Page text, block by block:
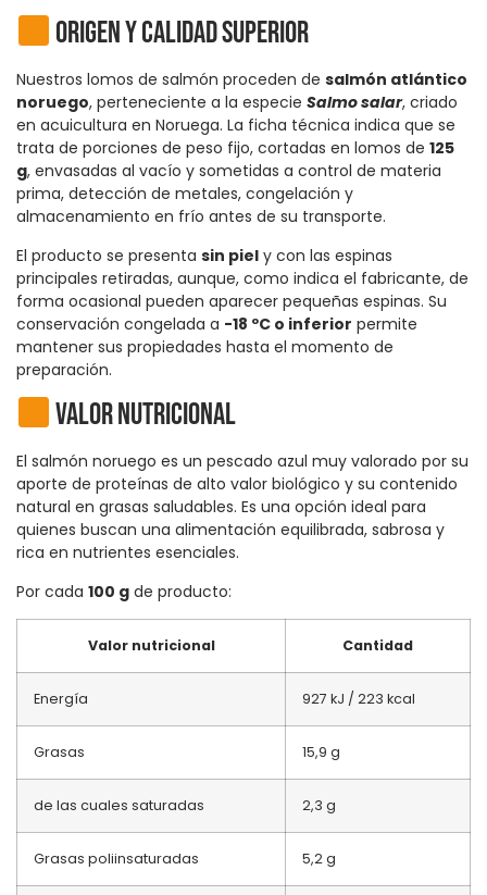
Origen y calidad superior
Nuestros lomos de salmón proceden de salmón atlántico
noruego, perteneciente a la especie Salmo salar, criado
en acuicultura en Noruega. La ficha técnica indica que se
trata de porciones de peso fijo, cortadas en lomos de 125
g, envasadas al vacío y sometidas a control de materia
prima, detección de metales, congelación y
almacenamiento en frío antes de su transporte.
El producto se presenta sin piel y con las espinas
principales retiradas, aunque, como indica el fabricante, de
forma ocasional pueden aparecer pequeñas espinas. Su
conservación congelada a -18 ºC o inferior permite
mantener sus propiedades hasta el momento de
preparación.
Valor nutricional
El salmón noruego es un pescado azul muy valorado por su
aporte de proteínas de alto valor biológico y su contenido
natural en grasas saludables. Es una opción ideal para
quienes buscan una alimentación equilibrada, sabrosa y
rica en nutrientes esenciales.
Por cada 100 g de producto:
Valor nutricional Cantidad
Energía 927 kJ / 223 kcal
Grasas 15,9 g
de las cuales saturadas 2,3 g
Grasas poliinsaturadas 5,2 g